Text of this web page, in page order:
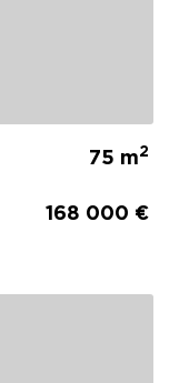
75 m2
168 000 €